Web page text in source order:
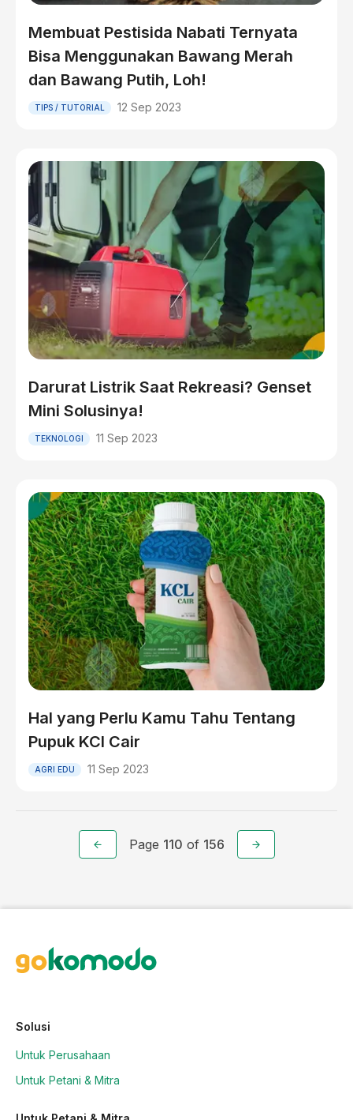
Membuat Pestisida Nabati Ternyata
Bisa Menggunakan Bawang Merah
dan Bawang Putih, Loh!
TIPS / TUTORIAL 12 Sep 2023
Darurat Listrik Saat Rekreasi? Genset
Mini Solusinya!
TEKNOLOGI 11 Sep 2023
Hal yang Perlu Kamu Tahu Tentang
Pupuk KCl Cair
AGRI EDU 11 Sep 2023
Page 110 of 156
Solusi
Untuk Perusahaan
Untuk Petani & Mitra